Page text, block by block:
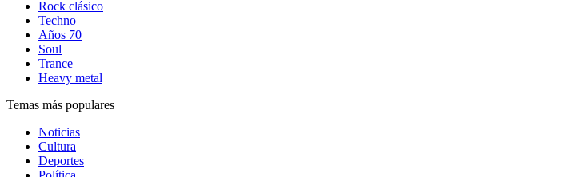
Rock clásico
Techno
Años 70
Soul
Trance
Heavy metal
Temas más populares
Noticias
Cultura
Deportes